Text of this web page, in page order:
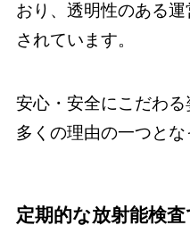
おり、透明性のある
されています。
安心・安全にこだわ
多くの理由の一つとな
定期的な放射能検